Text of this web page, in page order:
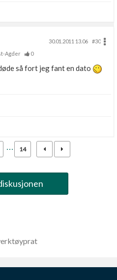
30.01.2011 13.06
#30
Agder 0
så fort jeg fant en dato
14